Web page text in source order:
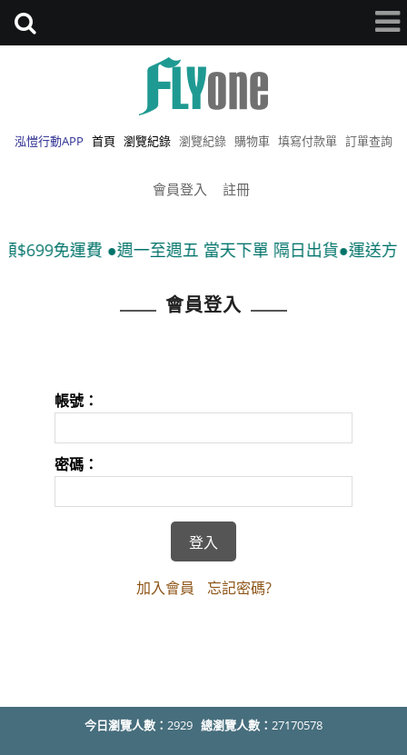
泓愷行動APP 首頁 瀏覽紀錄 瀏覽紀錄 購物車 填寫付款單 訂單查詢
會員登入 註冊
$699免運費 ●週一至週五 當天下單 隔日出貨●運送方
會員登入
帳號：
密碼：
加入會員 忘記密碼?
今日瀏覽人數： 2929 總瀏覽人數： 27170578